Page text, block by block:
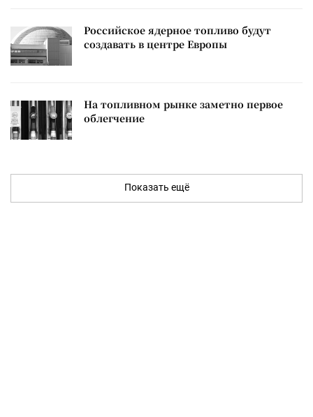
Российское ядерное топливо будут
создавать в центре Европы
На топливном рынке заметно первое
облегчение
Показать ещё